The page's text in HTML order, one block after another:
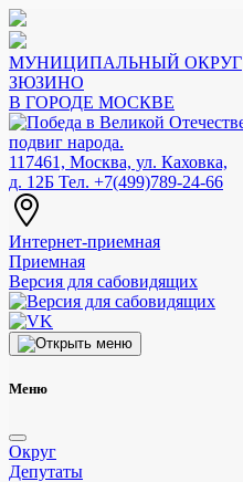
МУНИЦИПАЛЬНЫЙ ОКРУГ
ЗЮЗИНО
В ГОРОДЕ МОСКВЕ
117461, Москва, ул. Каховка,
д. 12Б Тел. +7(499)789-24-66
Интернет-приемная
Приемная
Версия для сабовидящих
Меню
Округ
Депутаты